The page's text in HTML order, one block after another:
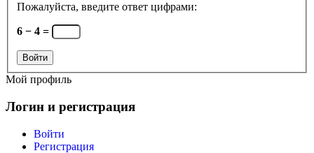
Пожалуйста, введите ответ цифрами:
6 − 4 =
Войти
Мой профиль
Логин и регистрация
Войти
Регистрация